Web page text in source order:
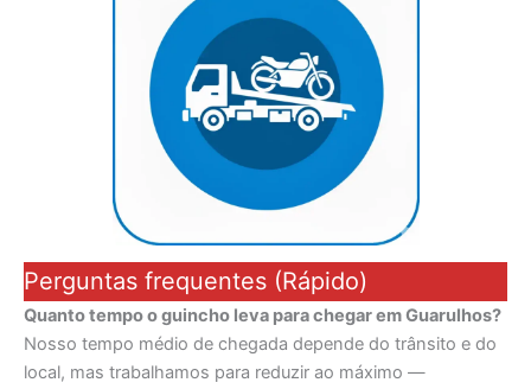
Perguntas frequentes (Rápido)
Quanto tempo o guincho leva para chegar em Guarulhos?
Nosso tempo médio de chegada depende do trânsito e do
local, mas trabalhamos para reduzir ao máximo —